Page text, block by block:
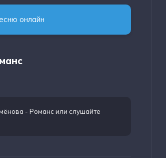
онлайн
- Романс или слушайте